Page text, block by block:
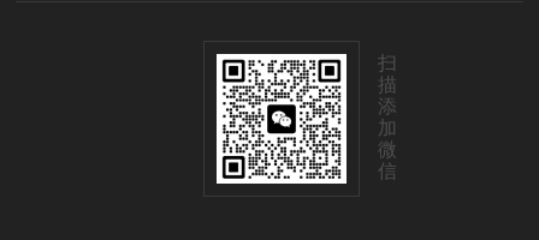
扫
描
添
加
微
信